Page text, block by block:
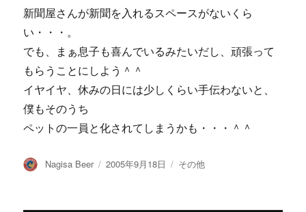
新聞屋さんが新聞を入れるスペースがないくら
い・・・。
でも、まぁ息子も喜んでいるみたいだし、頑張って
もらうことにしよう＾＾
イヤイヤ、休みの日には少しくらい手伝わないと、
僕もそのうち
ペットの一員と化されてしまうかも・・・＾＾
投
Nagisa Beer
投
2005年9月18日
カ
その他